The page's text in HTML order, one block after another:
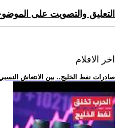
التعليق والتصويت على
اخر الافلام
.. صادرات نفط الخليج.. بين الانتعاش